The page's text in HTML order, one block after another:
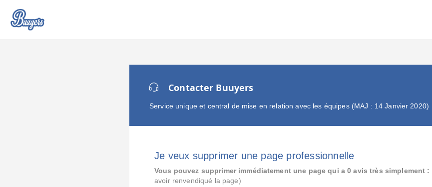
Contacter Buuyers
Service unique et central de mise en relation avec les équipes (MAJ : 14 Janvier 2020)
Je veux supprimer une page professionnelle
Vous pouvez supprimer immédiatement une page qui a 0 avis très simplement :
avoir renvendiqué la page)